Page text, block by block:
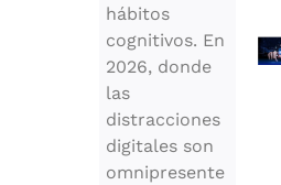
hábitos
cognitivos. En
2026, donde
las
distracciones
digitales son
omnipresente